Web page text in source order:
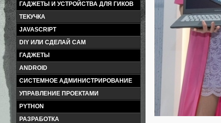
ГАДЖЕТЫ И УСТРОЙСТВА ДЛЯ ГИКОВ
ТЕКУЧКА
JAVASCRIPT
DIY ИЛИ СДЕЛАЙ САМ
ГАДЖЕТЫ
ANDROID
СИСТЕМНОЕ АДМИНИСТРИРОВАНИЕ
УПРАВЛЕНИЕ ПРОЕКТАМИ
PYTHON
РАЗРАБОТКА